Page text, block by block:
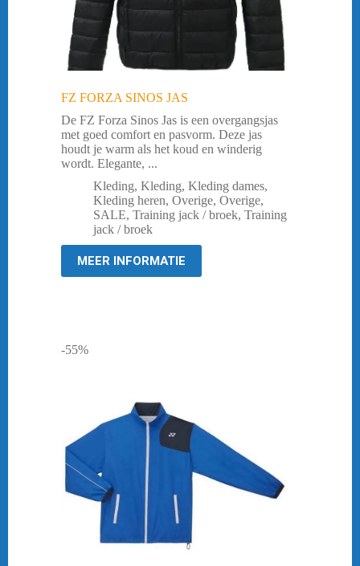
FZ FORZA SINOS JAS
De FZ Forza Sinos Jas is een overgangsjas
met goed comfort en pasvorm. Deze jas
houdt je warm als het koud en winderig
wordt. Elegante, ...
Kleding, Kleding, Kleding dames,
Kleding heren, Overige, Overige,
SALE, Training jack / broek, Training
jack / broek
MEER INFORMATIE
-55%